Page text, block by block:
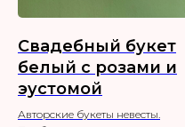
Свадебный букет
белый с розами и
эустомой
Авторские букеты невесты.